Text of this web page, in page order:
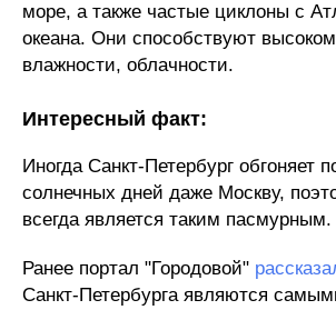
море, а также частые циклоны с
океана. Они способствуют
влажности, облачности.
Интересный факт:
Иногда Санкт-Петербург обгоняет
солнечных дней даже Москву,
всегда является таким пасмурным.
Ранее портал "Городовой"
Санкт-Петербурга являются